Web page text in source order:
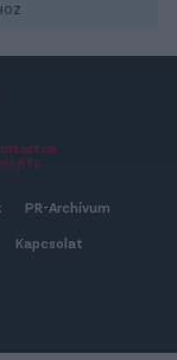
Kft.
PR-Archívum
Kapcsolat